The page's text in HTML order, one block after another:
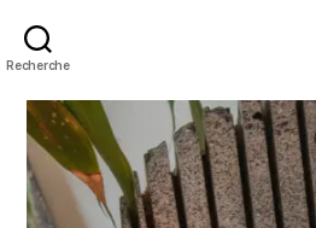
Recherche